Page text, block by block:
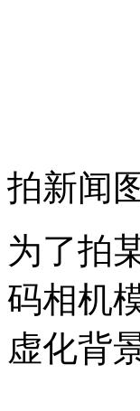
拍新闻
为了拍
码相机
虚化背